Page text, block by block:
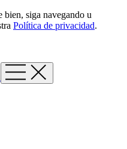
bien, siga navegando u
Política de privacidad.